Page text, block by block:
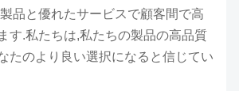
品と優れたサービスで顧客間で高
す.私たちは,私たちの製品の高品質
たのより良い選択になると信じてい